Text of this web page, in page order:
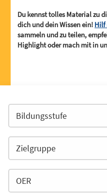
Du kennst tolles Material zu
dich und dein Wissen ein! Hilf
sammeln und zu teilen,
Highlight oder mach mit in